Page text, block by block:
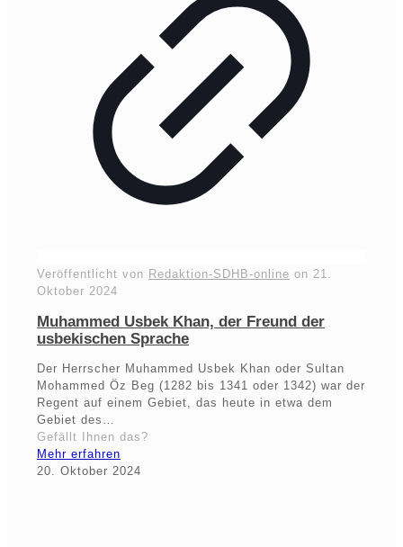
Veröffentlicht von Redaktion-SDHB-online on 21.
Oktober 2024
Muhammed Usbek Khan, der Freund der
usbekischen Sprache
Der Herrscher Muhammed Usbek Khan oder Sultan
Mohammed Öz Beg (1282 bis 1341 oder 1342) war der
Regent auf einem Gebiet, das heute in etwa dem
Gebiet des…
Gefällt Ihnen das?
Mehr erfahren
20. Oktober 2024